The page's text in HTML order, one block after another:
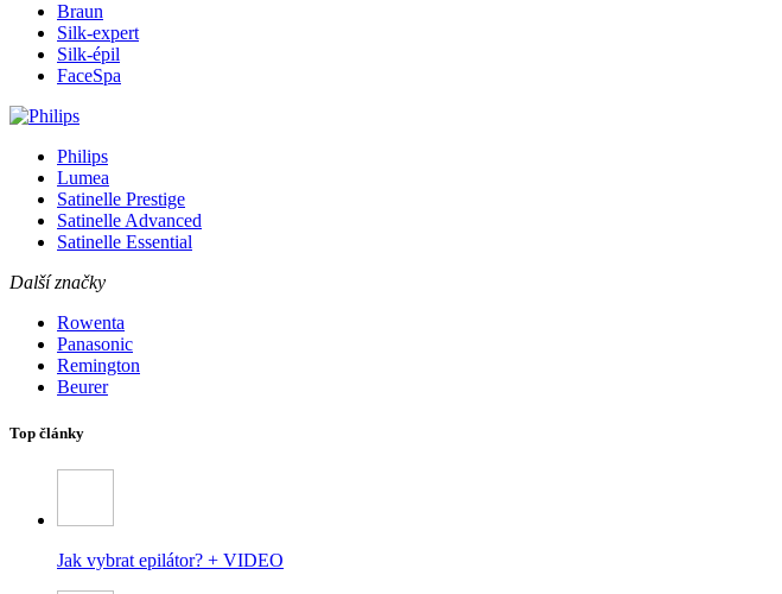
Braun
Silk-expert
Silk-épil
FaceSpa
Philips
Lumea
Satinelle Prestige
Satinelle Advanced
Satinelle Essential
Další značky
Rowenta
Panasonic
Remington
Beurer
Top články
Jak vybrat epilátor? + VIDEO